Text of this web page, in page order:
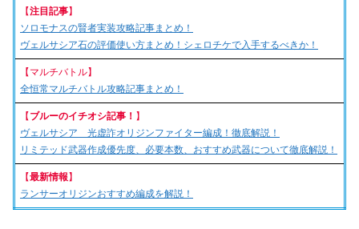
【注目記事】
ソロモナスの賢者実装攻略記事まとめ！
ヴェルサシア石の評価使い方まとめ！シェロチケで入手するべきか！
【マルチバトル】
全恒常マルチバトル攻略記事まとめ！
【ブルーのイチオシ記事！ 】
ヴェルサシア 光虚詐オリジンファイター編成！徹底解説！
リミテッド武器作成優先度、必要本数、おすすめ武器について徹底解説！
【最新情報】
ランサーオリジンおすすめ編成を解説！